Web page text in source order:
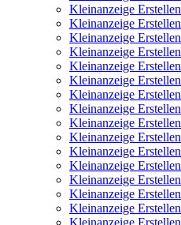
Kleinanzeige Erstellen
Kleinanzeige Erstellen
Kleinanzeige Erstellen
Kleinanzeige Erstellen
Kleinanzeige Erstellen
Kleinanzeige Erstellen
Kleinanzeige Erstellen
Kleinanzeige Erstellen
Kleinanzeige Erstellen
Kleinanzeige Erstellen
Kleinanzeige Erstellen
Kleinanzeige Erstellen
Kleinanzeige Erstellen
Kleinanzeige Erstellen
Kleinanzeige Erstellen
Kleinanzeige Erstellen